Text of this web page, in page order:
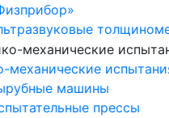
механические
машины
прессы